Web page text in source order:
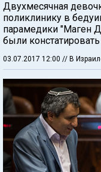
Двухмесячная
поликлинику в
парамедики "Маген
были
03.07.2017 12:00 // В